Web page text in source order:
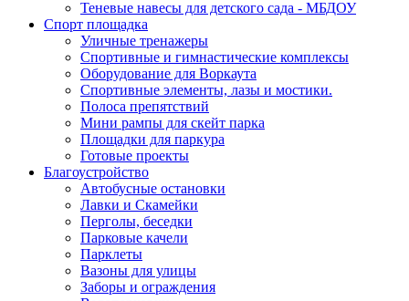
Теневые навесы для детского сада - МБДОУ
Спорт площадка
Уличные тренажеры
Спортивные и гимнастические комплексы
Оборудование для Воркаута
Спортивные элементы, лазы и мостики.
Полоса препятствий
Мини рампы для скейт парка
Площадки для паркура
Готовые проекты
Благоустройство
Автобусные остановки
Лавки и Скамейки
Перголы, беседки
Парковые качели
Парклеты
Вазоны для улицы
Заборы и ограждения